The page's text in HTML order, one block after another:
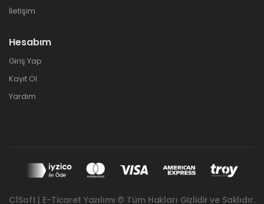
İletişim
Hesabım
Giriş Yap
Kayıt Ol
Yardım
C1Soft | E-Ticaret Yazılımı © Tüm Hakları Gizlidir ve Saklıdır.